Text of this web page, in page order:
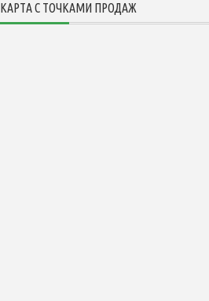
КАРТА С ТОЧКАМИ ПРОДАЖ